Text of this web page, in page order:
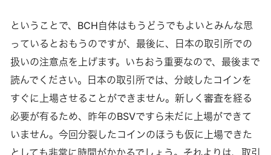
ということで、BCH自体はもうどうでもよいとみんな思
っているとおもうのですが、最後に、日本の取引所での
扱いの注意点を上げます。いちおう重要なので、最後まで
読んでください。日本の取引所では、分岐したコインを
すぐに上場させることができません。新しく審査を経る
必要が有るため、昨年のBSVですら未だに上場ができて
いません。今回分裂したコインのほうも仮に上場できた